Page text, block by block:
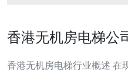
香港无机房电梯公
香港无机房电梯行业概述 在